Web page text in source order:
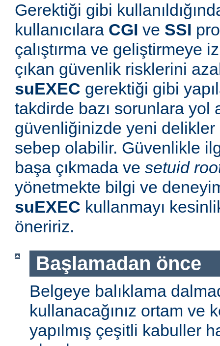
Gerektiği gibi
kullanıcılara CGI ve SSI
çalıştırma ve geliştirmeye
çıkan güvenlik risklerini
suEXEC gerektiği gibi
takdirde bazı sorunlara yol
güvenliğinizde yeni delikler
sebep olabilir. Güvenlikle
başa çıkmada ve setuid
yönetmekte bilgi ve
suEXEC kullanmayı
öneririz.
Başlamadan önce
Belgeye balıklama
kullanacağınız ortam ve
yapılmış çeşitli kabuller